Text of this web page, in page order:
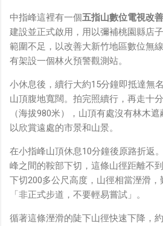
中指峰這裡有一個五指山數位電視改
建設並正式啟用，用以彌補桃園縣店
範圍不足，以改善大新竹地區數位無
有架設一個林火預警觀測站。
小休息後，續行大約15分鐘即抵達無
山頂腹地寬闊。拍完照續行，再走十
（海拔980米），山頂有處沒有林木
以欣賞遠處的市景和山景。
在小指峰山頂休息10分鐘後原路折返
峰之間的鞍部下切，這條山徑距離不
下切200多公尺高度，山徑相當溼滑
「非正式步道，不要輕易嘗試」。
循著這條溼滑的陡下山徑快速下降，